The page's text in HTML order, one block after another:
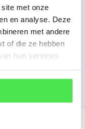
met onze
en analyse. Deze
met andere
of die ze hebben
hun services.
bereikbaar)
at